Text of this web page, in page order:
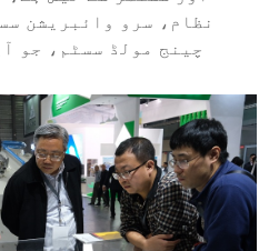
نظام، سرو وائبریشن
چینج مولڈ سسٹم، جو